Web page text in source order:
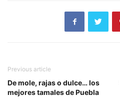
Previous article
De mole, rajas o dulce… los
mejores tamales de Puebla